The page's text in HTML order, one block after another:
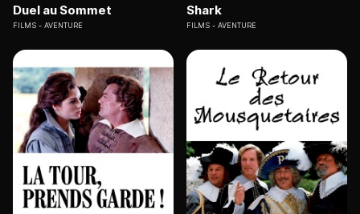
Duel au Sommet
FILMS AVENTURE
Shark
FILMS AVENTURE